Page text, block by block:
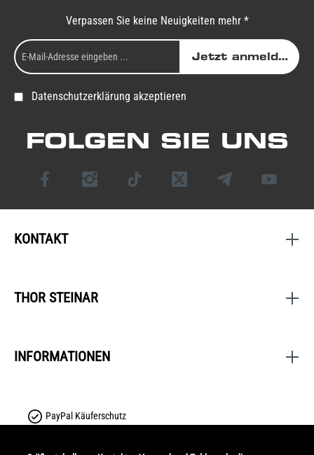
Verpassen Sie keine Neuigkeiten mehr *
Jetzt anmelden
Datenschutzerklärung akzeptieren
FOLGEN SIE UNS
KONTAKT
THOR STEINAR
INFORMATIONEN
PayPal Käuferschutz